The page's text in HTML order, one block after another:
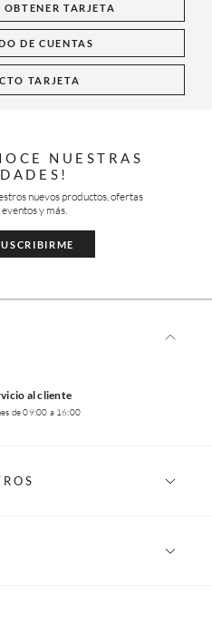
TARJETA
DE CUENTAS
TARJETA
NUESTRAS
nuevos productos, ofertas
y más.
al cliente
de 09:00 a 16:00